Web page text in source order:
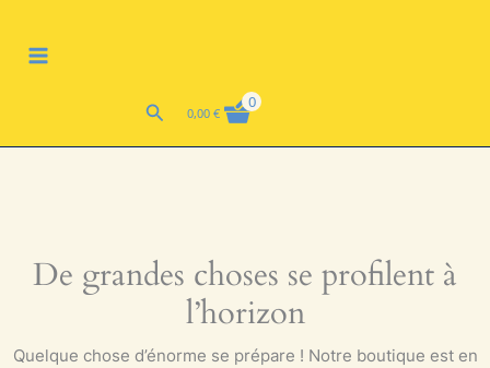
contenuMENU
Rechercher
0,00€
0
De grandes choses se profilent à
l’horizon
Quelque chose d’énorme se prépare ! Notre boutique est en